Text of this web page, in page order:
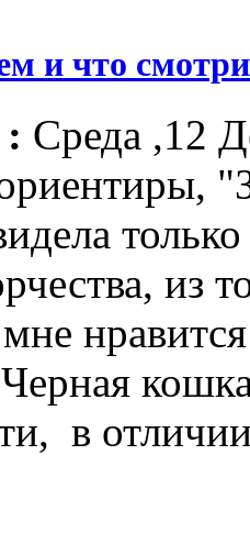
и что
Среда ,12
из
в